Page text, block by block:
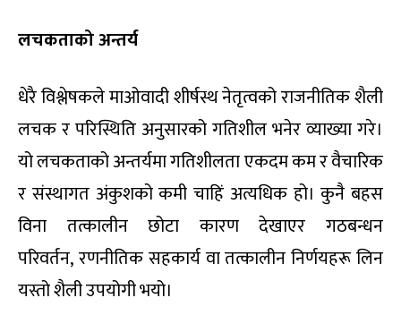
लचकताको अन्तर्य
धेरै विश्लेषकले माओवादी शीर्षस्थ नेतृत्वको राजनीतिक शैली
लचक र परिस्थिति अनुसारको गतिशील भनेर व्याख्या गरे।
यो लचकताको अन्तर्यमा गतिशीलता एकदम कम र वैचारिक
र संस्थागत अंकुशको कमी चाहिं अत्यधिक हो। कुनै बहस
विना तत्कालीन छोटा कारण देखाएर गठबन्धन
परिवर्तन,रणनीतिक सहकार्य वा तत्कालीन निर्णयहरू लिन
यस्तो शैली उपयोगी भयो।